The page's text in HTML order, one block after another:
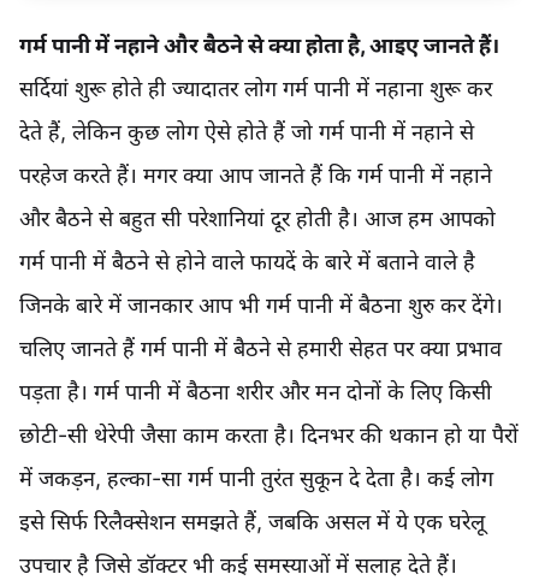
गर्म पानी में नहाने और बैठने से क्या होता है, आइए जानते हैं।
सर्दियां शुरू होते ही ज्यादातर लोग गर्म पानी में नहाना शुरू कर
देते हैं, लेकिन कुछ लोग ऐसे होते हैं जो गर्म पानी में नहाने से
परहेज करते हैं। मगर क्या आप जानते हैं कि गर्म पानी में नहाने
और बैठने से बहुत सी परेशानियां दूर होती है। आज हम आपको
गर्म पानी में बैठने से होने वाले फायदें के बारे में बताने वाले है
जिनके बारे में जानकार आप भी गर्म पानी में बैठना शुरु कर देंगे।
चलिए जानते हैं गर्म पानी में बैठने से हमारी सेहत पर क्या प्रभाव
पड़ता है। गर्म पानी में बैठना शरीर और मन दोनों के लिए किसी
छोटी-सी थेरेपी जैसा काम करता है। दिनभर की थकान हो या पैरों
में जकड़न, हल्का-सा गर्म पानी तुरंत सुकून दे देता है। कई लोग
इसे सिर्फ रिलैक्सेशन समझते हैं, जबकि असल में ये एक घरेलू
उपचार है जिसे डॉक्टर भी कई समस्याओं में सलाह देते हैं।